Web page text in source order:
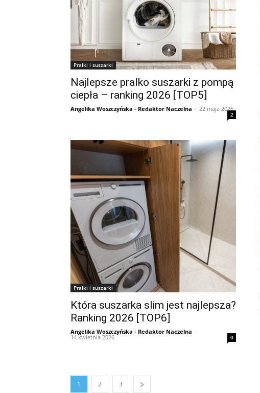
Pralki i suszarki
Najlepsze pralko suszarki z pompą
ciepła – ranking 2026 [TOP5]
Angelika Woszczyńska - Redaktor Naczelna - 22 maja 2026
2
Pralki i suszarki
Która suszarka slim jest najlepsza?
Ranking 2026 [TOP6]
Angelika Woszczyńska - Redaktor Naczelna -
14 kwietnia 2026 0
1 2 3